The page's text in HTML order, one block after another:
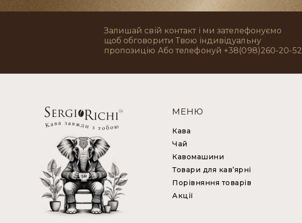
Залишай свій контакт і ми зателефонуємо
щоб обговорити Твою індивідуальну
пропозицію Або телефонуй +38(098)260-20-52
МЕНЮ
Кава
Чай
Кавомашини
Товари для кав’ярні
Порівняння товарів
Акції